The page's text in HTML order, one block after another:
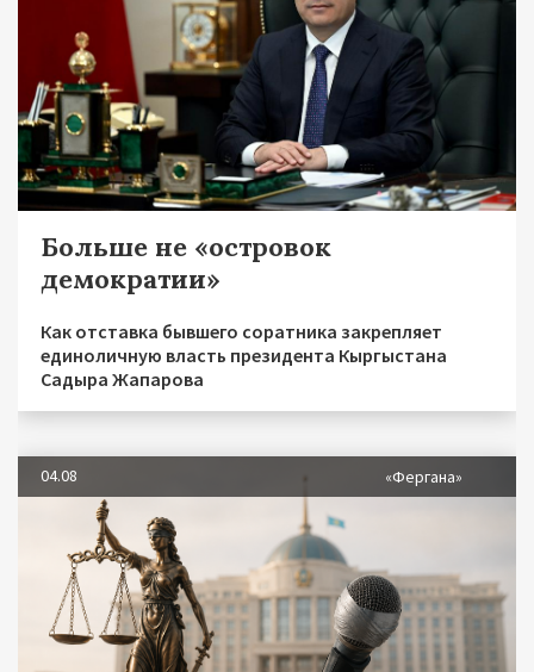
Больше не «островок
демократии»
Как отставка бывшего соратника закрепляет
единоличную власть президента Кыргыстана
Садыра Жапарова
04.08 «Фергана»